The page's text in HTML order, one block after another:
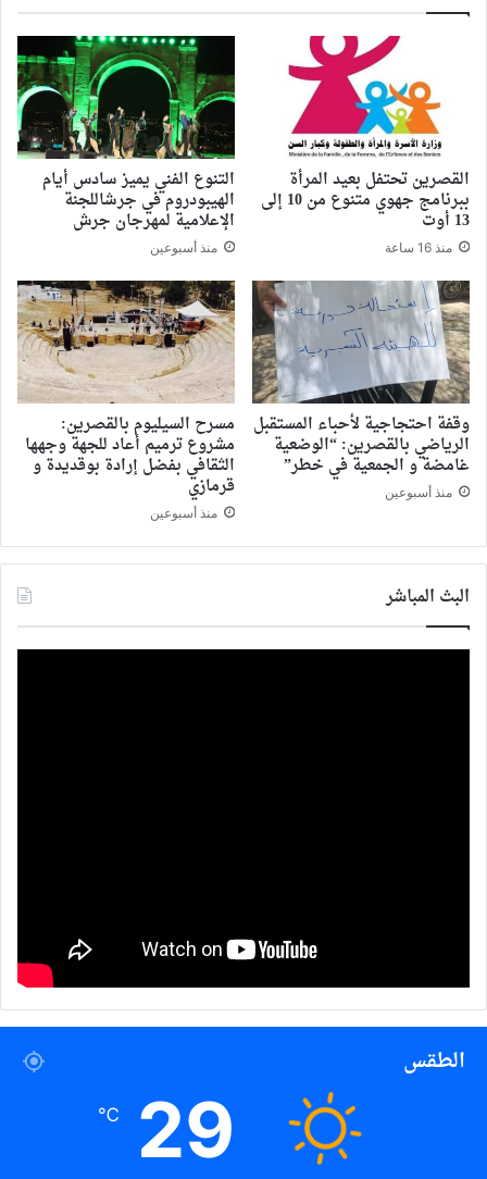
القصرين تحتفل بعيد المرأة
ببرنامج جهوي متنوع من 10 إلى
13 أوت
منذ 16 ساعة
التنوع الفني يميز سادس أيام
الهيبودروم في جرشاللجنة
الإعلامية لمهرجان جرش
منذ أسبوعين
وقفة احتجاجية لأحباء المستقبل
الرياضي بالقصرين: “الوضعية
غامضة و الجمعية في خطر”
منذ أسبوعين
مسرح السيليوم بالقصرين:
مشروع ترميم أعاد للجهة وجهها
الثقافي بفضل إرادة بوقديدة و
قرمازي
منذ أسبوعين
البث المباشر
الطقس
29
℃